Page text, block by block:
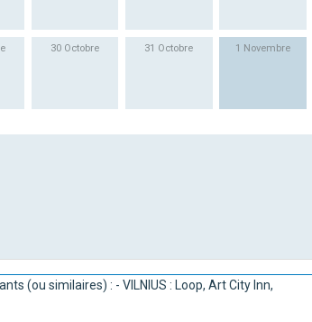
30 Octobre 31 Octobre 1 Novembre
(ou similaires) : - VILNIUS : Loop, Art City Inn,